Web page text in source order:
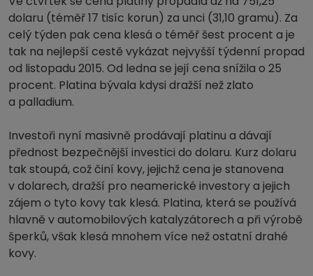
dolaru (téměř 17 tisíc korun) za unci (31,10 gramu). Za
celý týden pak cena klesá o téměř šest procent a je
tak na nejlepší cestě vykázat nejvyšší týdenní propad
od listopadu 2015. Od ledna se její cena snížila o 25
procent. Platina bývala kdysi dražší než zlato
a palladium.
Investoři nyní masivně prodávají platinu a dávají
přednost bezpečnější investici do dolaru. Kurz dolaru
tak stoupá, což činí kovy, jejichž cena je stanovena
v dolarech, dražší pro neamerické investory a jejich
zájem o tyto kovy tak klesá. Platina, která se používá
hlavně v automobilových katalyzátorech a při výrobě
šperků, však klesá mnohem více než ostatní drahé
kovy.